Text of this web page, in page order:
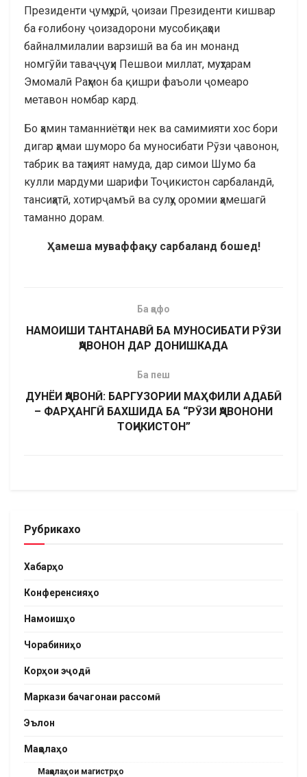
Президенти ҷумҳурӣ, ҷоизаи Президенти кишвар
ба ғолибону ҷоизадорони мусобиқаҳои
байналмилалии варзишӣ ва ба ин монанд
номгӯйи таваҷҷуҳи Пешвои миллат, муҳтарам
Эмомалӣ Раҳмон ба қишри фаъоли ҷомеаро
метавон номбар кард.
Бо ҳамин таманниётҳои нек ва самимияти хос бори
дигар ҳамаи шуморо ба муносибати Рӯзи ҷавонон,
табрик ва таҳният намуда, дар симои Шумо ба
кулли мардуми шарифи Тоҷикистон сарбаландӣ,
тансиҳатӣ, хотирҷамъӣ ва сулҳу оромии ҳамешагӣ
таманно дорам.
Ҳамеша муваффақу сарбаланд бошед!
Ба қафо
НАМОИШИ ТАНТАНАВӢ БА МУНОСИБАТИ РӮЗИ
ҶАВОНОН ДАР ДОНИШКАДА
Ба пеш
ДУНЁИ ҶАВОНӢ: БАРГУЗОРИИ МАҲФИЛИ АДАБӢ
– ФАРҲАНГӢ БАХШИДА БА “РӮЗИ ҶАВОНОНИ
ТОҶИКИСТОН”
Рубрикахо
Хабарҳо
Конференсияҳо
Намоишҳо
Чорабиниҳо
Корҳои эҷодӣ
Маркази бачагонаи рассомӣ
Эълон
Мақолаҳо
Мақолаҳои магистрҳо